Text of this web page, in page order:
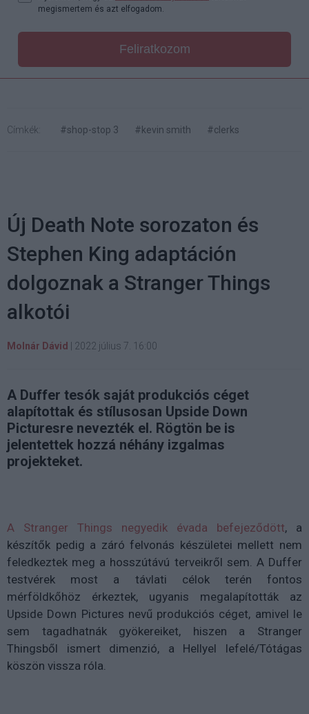
megismertem és azt elfogadom.
Feliratkozom
Címkék: #shop-stop 3 #kevin smith #clerks
Új Death Note sorozaton és
Stephen King adaptáción
dolgoznak a Stranger Things
alkotói
Molnár Dávid 2022 július 7. 16:00
A Duffer tesók saját produkciós céget
alapítottak és stílusosan Upside Down
Picturesre nevezték el. Rögtön be is
jelentettek hozzá néhány izgalmas
projekteket.
A Stranger Things negyedik évada befejeződött, a
készítők pedig a záró felvonás készületei mellett nem
feledkeztek meg a hosszútávú terveikről sem. A Duffer
testvérek most a távlati célok terén fontos
mérföldkőhöz érkeztek, ugyanis megalapították az
Upside Down Pictures nevű produkciós céget, amivel le
sem tagadhatnák gyökereiket, hiszen a Stranger
Thingsből ismert dimenzió, a Hellyel lefelé/Tótágas
köszön vissza róla.